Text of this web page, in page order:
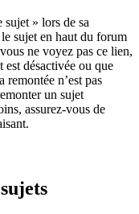
» lors de sa
sujet en haut du forum
ne voyez pas ce lien,
est désactivée ou que
remontée n’est pas
un sujet
assurez-vous de